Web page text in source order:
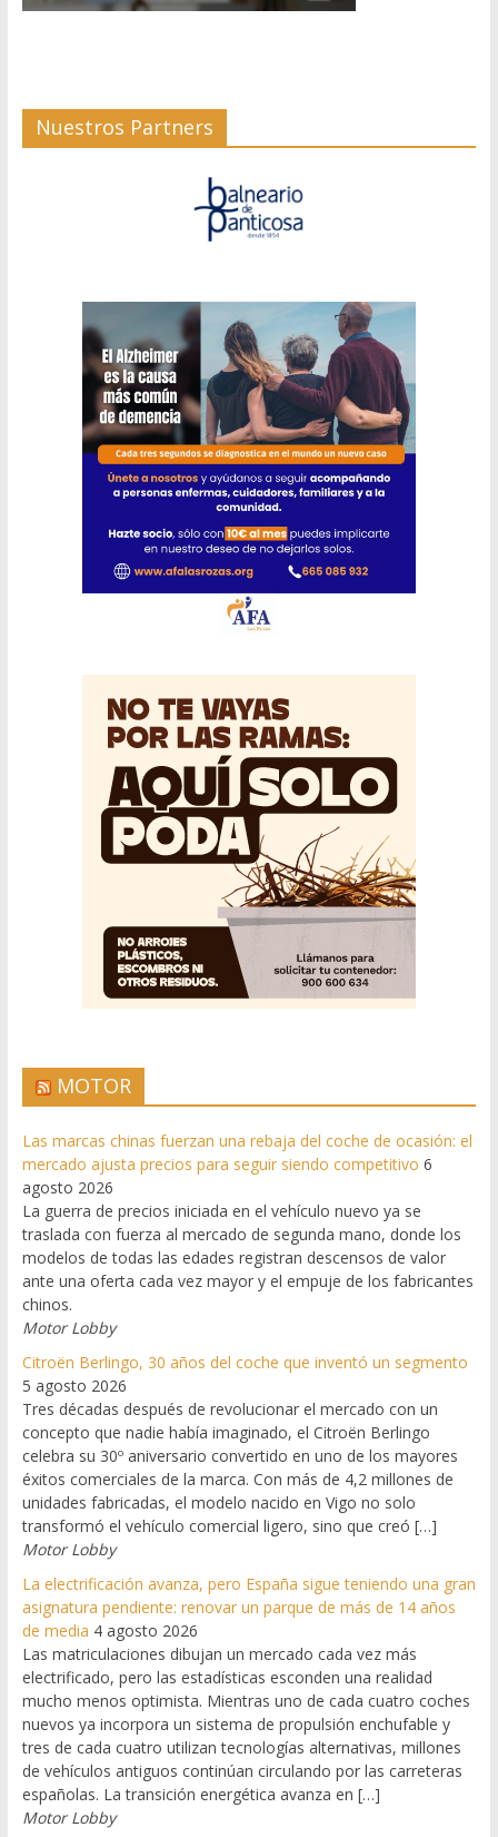
Nuestros Partners
MOTOR
Las marcas chinas fuerzan una rebaja del coche de ocasión: el
mercado ajusta precios para seguir siendo competitivo 6
agosto 2026
La guerra de precios iniciada en el vehículo nuevo ya se
traslada con fuerza al mercado de segunda mano, donde los
modelos de todas las edades registran descensos de valor
ante una oferta cada vez mayor y el empuje de los fabricantes
chinos.
Motor Lobby
Citroën Berlingo, 30 años del coche que inventó un segmento
5 agosto 2026
Tres décadas después de revolucionar el mercado con un
concepto que nadie había imaginado, el Citroën Berlingo
celebra su 30º aniversario convertido en uno de los mayores
éxitos comerciales de la marca. Con más de 4,2 millones de
unidades fabricadas, el modelo nacido en Vigo no solo
transformó el vehículo comercial ligero, sino que creó […]
Motor Lobby
La electrificación avanza, pero España sigue teniendo una gran
asignatura pendiente: renovar un parque de más de 14 años
de media 4 agosto 2026
Las matriculaciones dibujan un mercado cada vez más
electrificado, pero las estadísticas esconden una realidad
mucho menos optimista. Mientras uno de cada cuatro coches
nuevos ya incorpora un sistema de propulsión enchufable y
tres de cada cuatro utilizan tecnologías alternativas, millones
de vehículos antiguos continúan circulando por las carreteras
españolas. La transición energética avanza en […]
Motor Lobby